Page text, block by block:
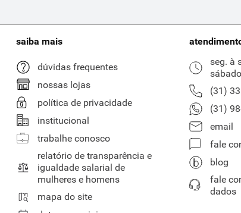
saiba mais
dúvidas frequentes
nossas lojas
política de privacidade
institucional
trabalhe conosco
relatório de transparência e
igualdade salarial de
mulheres e homens
mapa do site
seg. à
(31)
(31)
email
fale
blog
fale
dados